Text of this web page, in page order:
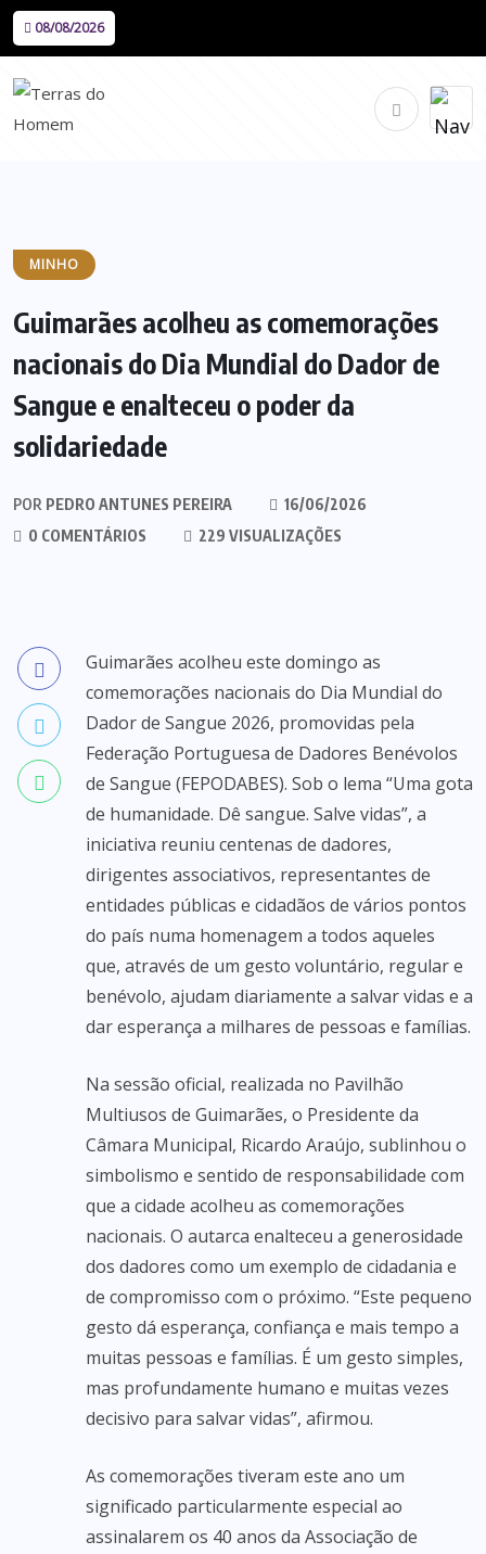
08/08/2026
MINHO
Guimarães acolheu as comemorações
nacionais do Dia Mundial do Dador de
Sangue e enalteceu o poder da
solidariedade
POR PEDRO ANTUNES PEREIRA
16/06/2026
0 COMENTÁRIOS
229 VISUALIZAÇÕES
Guimarães acolheu este domingo as
comemorações nacionais do Dia Mundial do
Dador de Sangue 2026, promovidas pela
Federação Portuguesa de Dadores Benévolos
de Sangue (FEPODABES). Sob o lema “Uma gota
de humanidade. Dê sangue. Salve vidas”, a
iniciativa reuniu centenas de dadores,
dirigentes associativos, representantes de
entidades públicas e cidadãos de vários pontos
do país numa homenagem a todos aqueles
que, através de um gesto voluntário, regular e
benévolo, ajudam diariamente a salvar vidas e a
dar esperança a milhares de pessoas e famílias.
Na sessão oficial, realizada no Pavilhão
Multiusos de Guimarães, o Presidente da
Câmara Municipal, Ricardo Araújo, sublinhou o
simbolismo e sentido de responsabilidade com
que a cidade acolheu as comemorações
nacionais. O autarca enalteceu a generosidade
dos dadores como um exemplo de cidadania e
de compromisso com o próximo. “Este pequeno
gesto dá esperança, confiança e mais tempo a
muitas pessoas e famílias. É um gesto simples,
mas profundamente humano e muitas vezes
decisivo para salvar vidas”, afirmou.
As comemorações tiveram este ano um
significado particularmente especial ao
assinalarem os 40 anos da Associação de